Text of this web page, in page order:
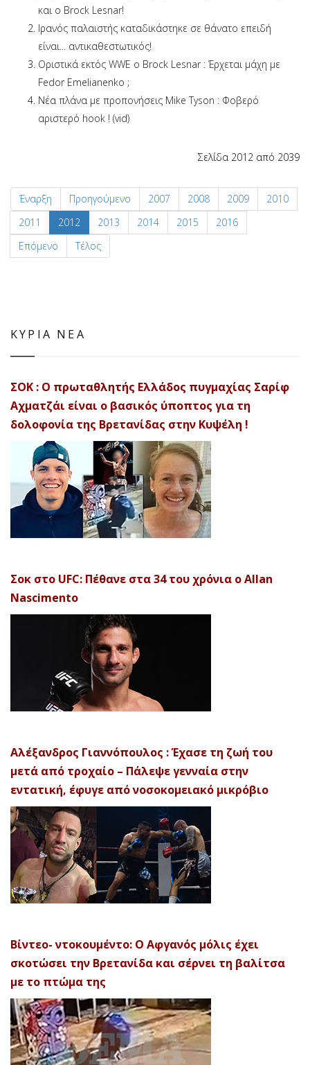
και ο Brock Lesnar!
Ιρανός παλαιστής καταδικάστηκε σε θάνατο επειδή
είναι... αντικαθεστωτικός!
Οριστικά εκτός WWE ο Brock Lesnar : Έρχεται μάχη με
Fedor Emelianenko ;
Νέα πλάνα με προπονήσεις Mike Tyson : Φοβερό
αριστερό hook ! (vid)
Σελίδα 2012 από 2039
Έναρξη Προηγούμενο 2007 2008 2009
2010
2011
2012 2013 2014 2015
2016
Επόμενο
Τέλος
ΚΥΡΙΑ ΝΕΑ
ΣΟΚ : Ο πρωταθλητής Ελλάδος πυγμαχίας Σαρίφ
Αχματζάι είναι ο βασικός ύποπτος για τη
δολοφονία της Βρετανίδας στην Κυψέλη !
Σοκ στο UFC: Πέθανε στα 34 του χρόνια ο Allan
Nascimento
Αλέξανδρος Γιαννόπουλος : Έχασε τη ζωή του
μετά από τροχαίο – Πάλεψε γενναία στην
εντατική, έφυγε από νοσοκομειακό μικρόβιο
Βίντεο- ντοκουμέντο: Ο Αφγανός μόλις έχει
σκοτώσει την Βρετανίδα και σέρνει τη βαλίτσα
με το πτώμα της